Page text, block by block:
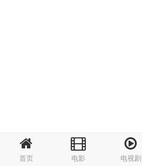
首页 电影 电视剧